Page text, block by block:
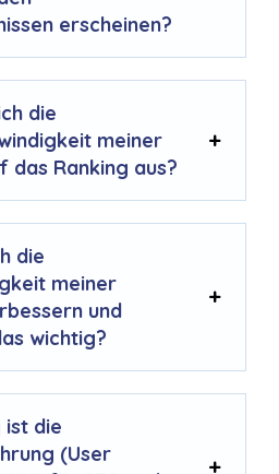
erscheinen?
die
meiner
das Ranking aus?
die
meiner
und
wichtig?
ist die
(User